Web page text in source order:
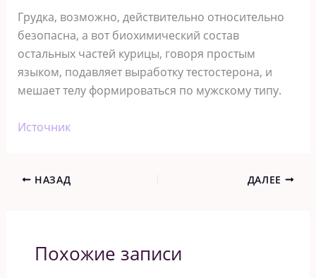
Грудка, возможно, действительно относительно
безопасна, а вот биохимический состав
остальных частей курицы, говоря простым
языком, подавляет выработку тестостерона, и
мешает телу формироваться по мужскому типу.
Источник
НАЗАД ДАЛЕЕ
Похожие записи